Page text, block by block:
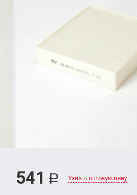
541 Р Узнать оптовую цену